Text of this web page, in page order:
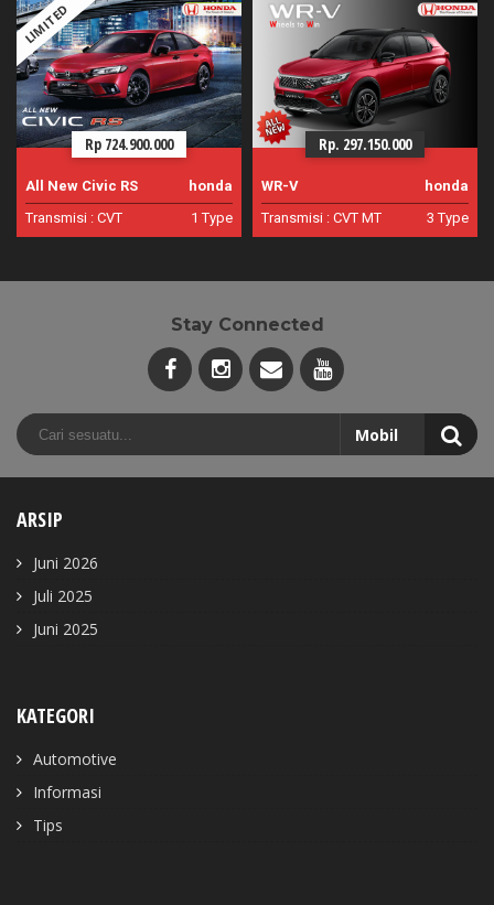
LIMITED
Rp 724.900.000
All New Civic RS
honda
Transmisi : CVT 1 Type
Rp. 297.150.000
WR-V
honda
Transmisi : CVT MT 3 Type
Stay Connected
ARSIP
Juni 2026
Juli 2025
Juni 2025
KATEGORI
Automotive
Informasi
Tips